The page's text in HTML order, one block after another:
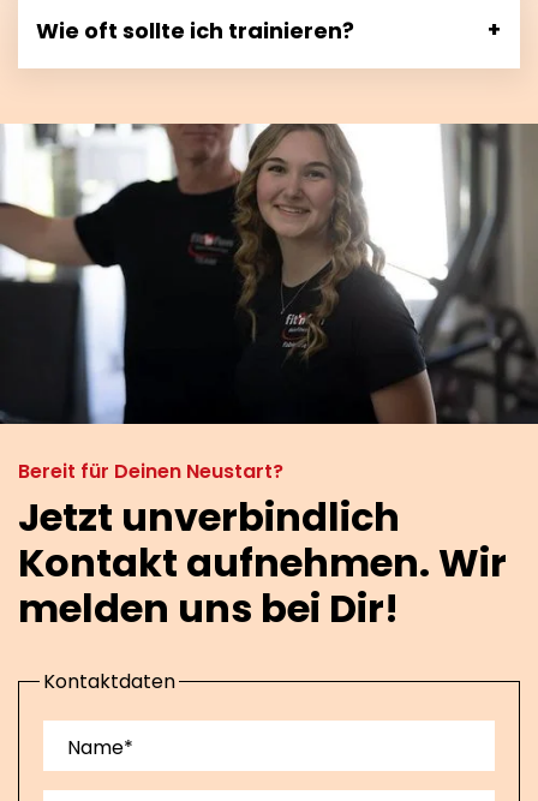
Wie oft sollte ich trainieren?
Jetzt unverbindlich
Kontakt aufnehmen. Wir
melden uns bei Dir!
Bereit für Deinen Neustart?
Kontaktdaten
Name*